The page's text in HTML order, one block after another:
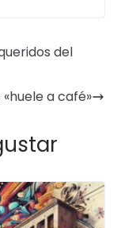
del
a café»